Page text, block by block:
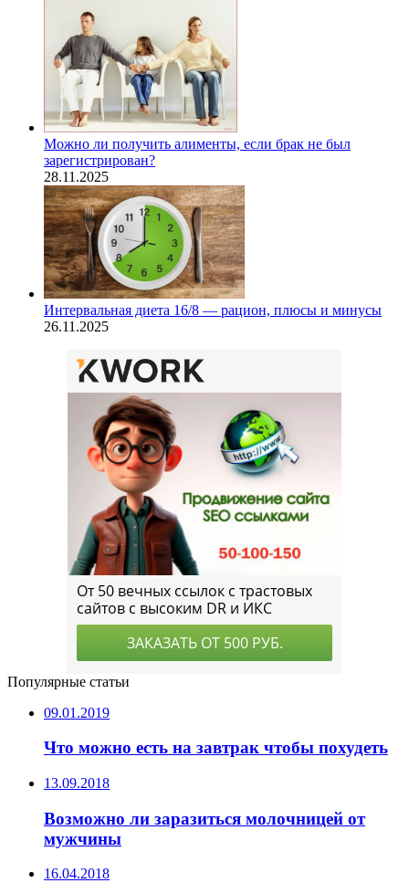
Можно ли получить алименты, если брак не был
зарегистрирован?
28.11.2025
Интервальная диета 16/8 — рацион, плюсы и минусы
26.11.2025
Популярные статьи
09.01.2019
Что можно есть на завтрак чтобы похудеть
13.09.2018
Возможно ли заразиться молочницей от
мужчины
16.04.2018